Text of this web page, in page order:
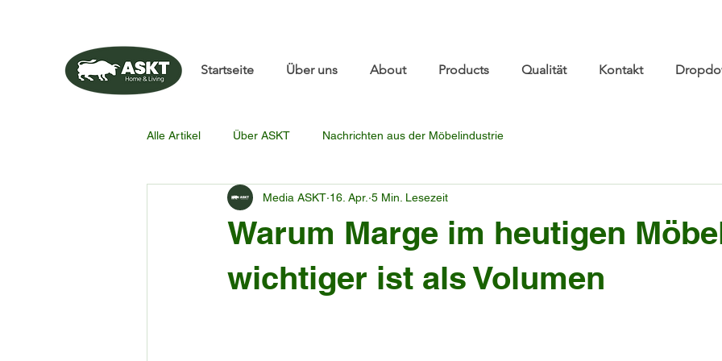
Startseite Über uns About Products Qualität Kontakt
Alle Artikel Über ASKT Nachrichten aus der Möbelindustrie
Warum Marge im heutigen
wichtiger ist als Volumen
Media ASKT 16. Apr. 5 Min. Lesezeit